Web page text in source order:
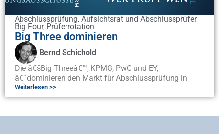
Abschlussprüfung, Aufsichtsrat und Abschlussprüfer,
Big Four, Prüferrotation
Big Three dominieren
Bernd Schichold
Die â€šBig Threeâ€™, KPMG, PwC und EY,
â€¨dominieren den Markt für Abschlussprüfung in
Weiterlesen >>